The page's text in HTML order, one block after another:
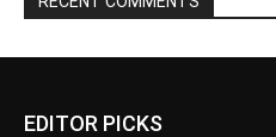
EDITOR PICKS